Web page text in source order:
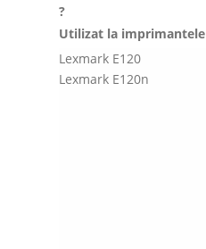
?
Utilizat la imprimantele
Lexmark E120
Lexmark E120n